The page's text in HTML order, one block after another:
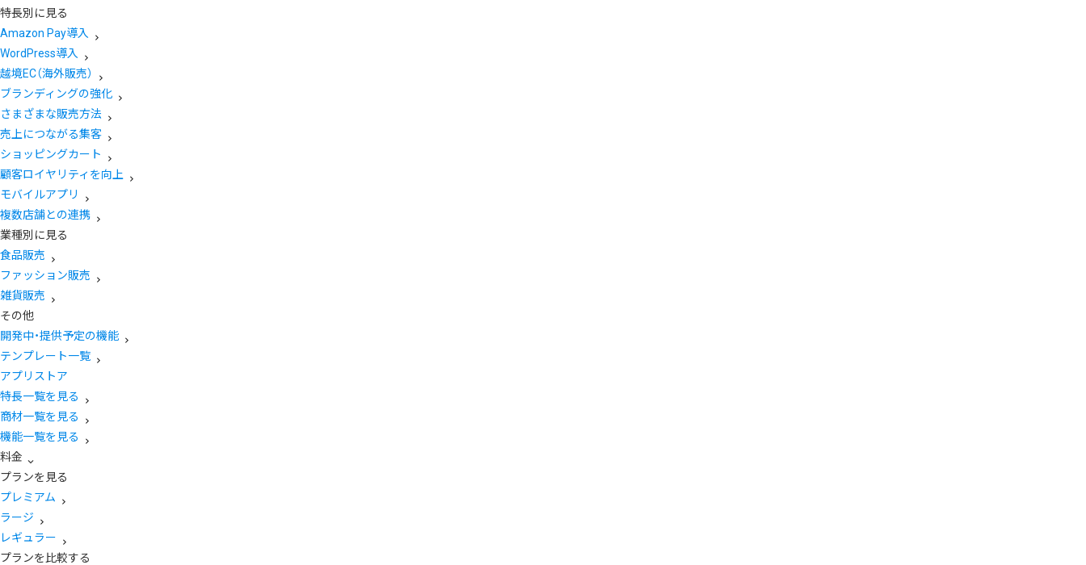
特長別に見る
Amazon Pay導入
WordPress導入
越境EC（海外販売）
ブランディングの強化
さまざまな販売方法
売上につながる集客
ショッピングカート
顧客ロイヤリティを向上
モバイルアプリ
複数店舗との連携
業種別に見る
食品販売
ファッション販売
雑貨販売
その他
開発中・提供予定の機能
テンプレート一覧
アプリストア
特長一覧を見る
商材一覧を見る
機能一覧を見る
料金
プランを見る
プレミアム
ラージ
レギュラー
プランを比較する